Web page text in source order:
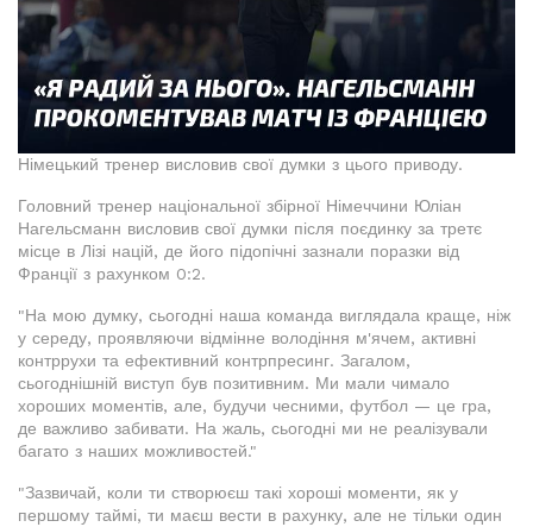
Німецький тренер висловив свої думки з цього приводу.
Головний тренер національної збірної Німеччини Юліан
Нагельсманн висловив свої думки після поєдинку за третє
місце в Лізі націй, де його підопічні зазнали поразки від
Франції з рахунком 0:2.
"На мою думку, сьогодні наша команда виглядала краще, ніж
у середу, проявляючи відмінне володіння м'ячем, активні
контррухи та ефективний контрпресинг. Загалом,
сьогоднішній виступ був позитивним. Ми мали чимало
хороших моментів, але, будучи чесними, футбол — це гра,
де важливо забивати. На жаль, сьогодні ми не реалізували
багато з наших можливостей."
"Зазвичай, коли ти створюєш такі хороші моменти, як у
першому таймі, ти маєш вести в рахунку, але не тільки один